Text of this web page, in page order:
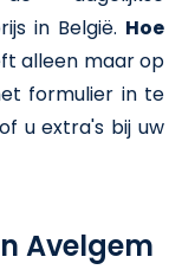
in België. Hoe
alleen maar op
formulier in te
u extra's bij uw
Avelgem